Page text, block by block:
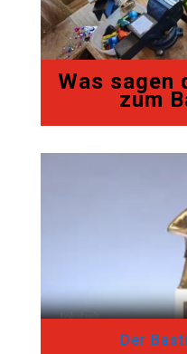
Was sagen
zum
Der